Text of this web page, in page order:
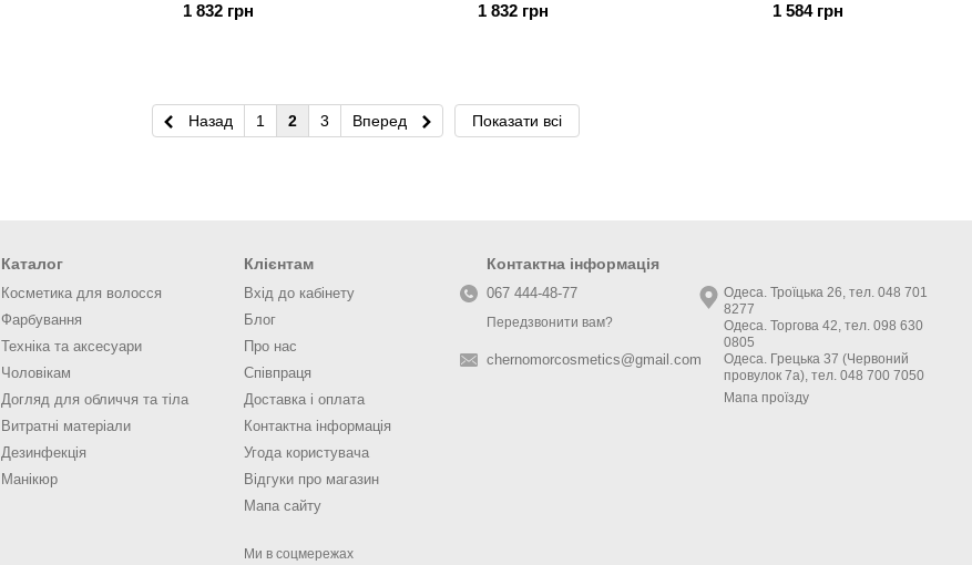
1 832 грн
1 832 грн
сироваткаTreatment Leave-in
1 584 грн
Назад 1 2 3 Вперед Показати всі
Каталог
Косметика для волосся
Фарбування
Техніка та аксесуари
Чоловікам
Догляд для обличчя та тіла
Витратні матеріали
Дезинфекція
Манікюр
Клієнтам
Вхід до кабінету
Блог
Про нас
Співпраця
Доставка і оплата
Контактна інформація
Угода користувача
Відгуки про магазин
Мапа сайту
Ми в соцмережах
Контактна інформація
067 444-48-77
Передзвонити вам?
chernomorcosmetics@gmail.com
Одеса. Троїцька 26, тел. 048 701
8277
Одеса. Торгова 42, тел. 098 630
0805
Одеса. Грецька 37 (Червоний
провулок 7а), тел. 048 700 7050
Мапа проїзду